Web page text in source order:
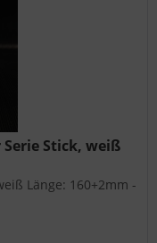
Stick, weiß
Länge: 160+2mm -